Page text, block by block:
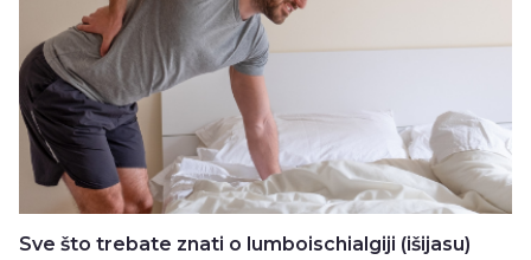
Sve što trebate znati o lumboischialgiji (išijasu)